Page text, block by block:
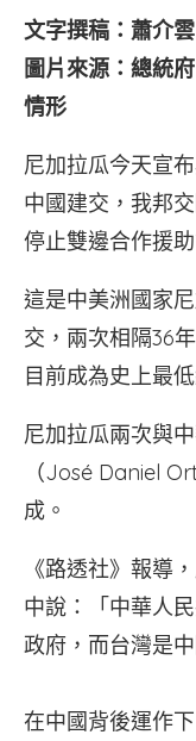
文字撰稿：蕭介雲
圖片來源：總統
情形
尼加拉瓜今天宣
中國建交，我邦
停止雙邊合作援助
這是中美洲國家
交，兩次相隔36
目前成為史上最
尼加拉瓜兩次與
（José Daniel
成。
《路透社》報導
中說：「中華人
政府，而台灣是
在中國背後運作